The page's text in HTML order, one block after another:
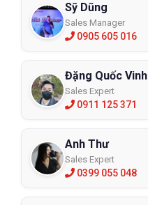
Sỹ Dũng
Sales Manager
0905 605 016
Đặng Quốc Vinh
Sales Expert
0911 125 371
Anh Thư
Sales Expert
0399 055 048